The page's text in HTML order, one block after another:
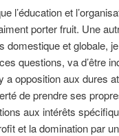
l’éducation et
porter fruit. Une
domestique et globale,
questions, va d’être
a opposition aux dures
de prendre ses
aux intérêts
et la domination par